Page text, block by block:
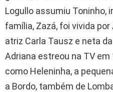
Logullo assumiu Toninho,
família, Zazá, foi vivida
atriz Carla Tausz e neta
Adriana estreou na TV
como Heleninha, a
a Bordo, também de